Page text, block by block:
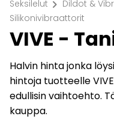
Seksilelut chevron_right Dildot &
Silikonivibraattorit
VIVE -
Halvin hinta jonka
hintoja tuotteelle
edullisin vaihtoehto.
kauppa.